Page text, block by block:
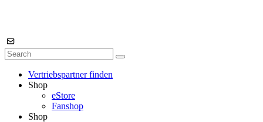
Vertriebspartner finden
Shop
eStore
Fanshop
Shop